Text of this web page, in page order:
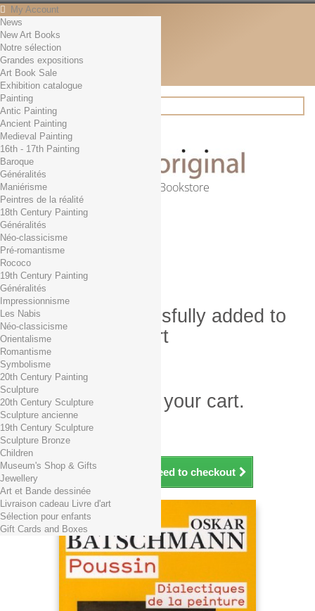
My Account
Contact
English
English
Français
News
Search
Online Art Bookstore
Cart (empty)
No products
Free shipping!
0,00 € Total
Check out
Product successfully added to
your shopping cart
Quantity
Total
There is 1 item in your cart.
Total products (tax incl.)
Total shipping TTC
Total (tax incl.)
Continue shopping Proceed to checkout
News
New Art Books
Notre sélection
Grandes expositions
Art Book Sale
Exhibition catalogue
Painting
Antic Painting
Ancient Painting
Medieval Painting
16th - 17th Painting
Baroque
Généralités
Maniérisme
Peintres de la réalité
18th Century Painting
Généralités
Néo-classicisme
Pré-romantisme
Rococo
19th Century Painting
Généralités
Impressionnisme
Les Nabis
Néo-classicisme
Orientalisme
Romantisme
Symbolisme
20th Century Painting
Sculpture
20th Century Sculpture
Sculpture ancienne
19th Century Sculpture
Sculpture Bronze
Children
Museum's Shop & Gifts
Jewellery
Art et Bande dessinée
Livraison cadeau Livre d'art
Sélection pour enfants
Gift Cards and Boxes